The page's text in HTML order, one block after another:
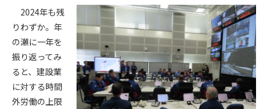
会員登録について
サポーター会員一覧
会社概要 お問い合わせ
個人情報保護方針
会員規約
2024年も残
りわずか。年
の瀬に一年を
振り返ってみ
ると、建設業
に対する時間
外労働の上限
会員サービスの利用条件等について定めるものです。
2. 管理者が建設資料館WEB上で随時掲載するルールは本規約の
一部を構成するものとします。
第2条（規約の変更）
本規約は、会員の了承を得ることなく、随時変更されることが
あります。変更内容は、建設資料館WEB上に表示した時点で直
ちに全ての会員が了承したものとみなします。